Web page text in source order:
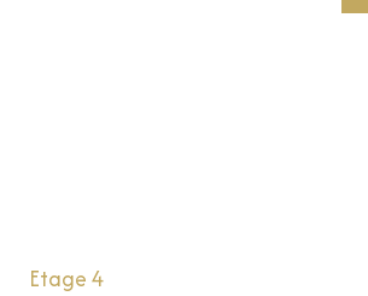
balcon
Etage 4